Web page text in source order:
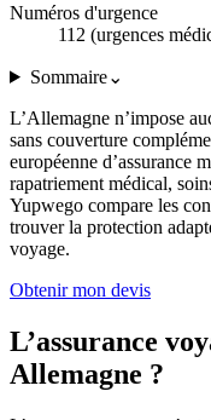
Numéros d'urgence
112 (urgences
Sommaire⌄
L’Allemagne n’impose
sans couverture
européenne d’assurance
rapatriement médical,
Yupwego compare les
trouver la protection
voyage.
Obtenir mon devis
L’assurance
Allemagne ?